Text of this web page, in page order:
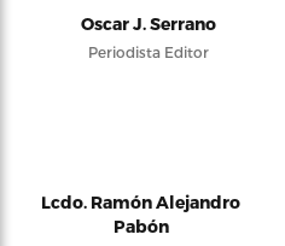
Oscar J. Serrano
Periodista Editor
Lcdo. Ramón Alejandro
Pabón